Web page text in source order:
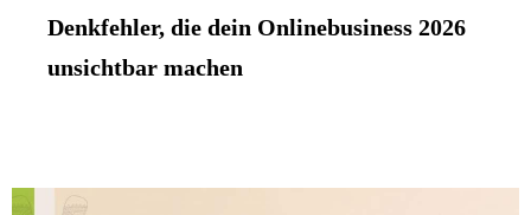
Denkfehler, die dein Onlinebusiness 2026
unsichtbar machen